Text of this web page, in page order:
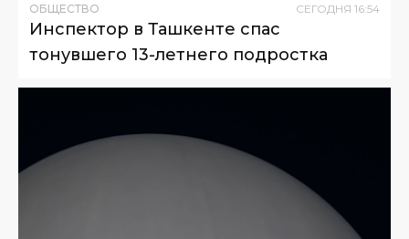
ОБЩЕСТВО СЕГОДНЯ 16:54
Инспектор в Ташкенте спас
тонувшего 13-летнего подростка